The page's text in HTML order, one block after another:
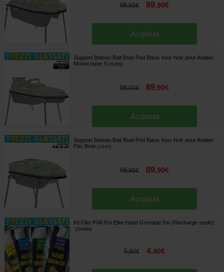
98,90€ 89,90€
Acquista
Support Bateau Bait Boat Pod Basic Inox Noir pour Anatec
Monocoque S
213156]
98,90€ 89,90€
Acquista
Support Bateau Bait Boat Pod Basic Inox Noir pour Anatec
Pac Boat
213157]
98,90€ 89,90€
Acquista
Kit Filet PVA Pro Elite Hand Grenade 5m (Recharge seule)
234496A]
5,90€ 4,40€